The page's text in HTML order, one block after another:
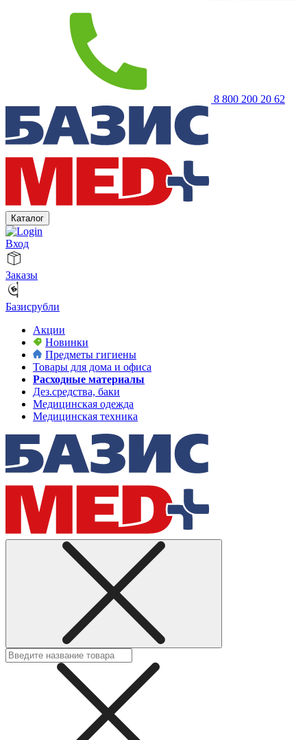
8 800 200 20 62
Каталог
Вход
Заказы
Базисрубли
Акции
Новинки
Предметы гигиены
Товары для дома и офиса
Расходные материалы
Дез.средства, баки
Медицинская одежда
Медицинская техника